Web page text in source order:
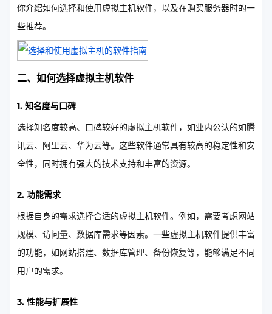
你介绍如何选择和使用虚拟主机软件，以及在购买服务器时的一
些推荐。
二、如何选择虚拟主机软件
1. 知名度与口碑
选择知名度较高、口碑较好的虚拟主机软件，如业内公认的如腾
讯云、阿里云、华为云等。这些软件通常具有较高的稳定性和安
全性，同时拥有强大的技术支持和丰富的资源。
2. 功能需求
根据自身的需求选择合适的虚拟主机软件。例如，需要考虑网站
规模、访问量、数据库需求等因素。一些虚拟主机软件提供丰富
的功能，如网站搭建、数据库管理、备份恢复等，能够满足不同
用户的需求。
3. 性能与扩展性